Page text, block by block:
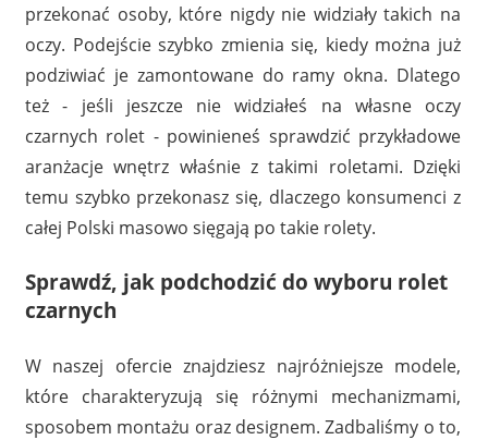
przekonać osoby, które nigdy nie widziały takich na
oczy. Podejście szybko zmienia się, kiedy można już
podziwiać je zamontowane do ramy okna. Dlatego
też - jeśli jeszcze nie widziałeś na własne oczy
czarnych rolet - powinieneś sprawdzić przykładowe
aranżacje wnętrz właśnie z takimi roletami. Dzięki
temu szybko przekonasz się, dlaczego konsumenci z
całej Polski masowo sięgają po takie rolety.
Sprawdź, jak podchodzić do wyboru rolet
czarnych
W naszej ofercie znajdziesz najróżniejsze modele,
które charakteryzują się różnymi mechanizmami,
sposobem montażu oraz designem. Zadbaliśmy o to,